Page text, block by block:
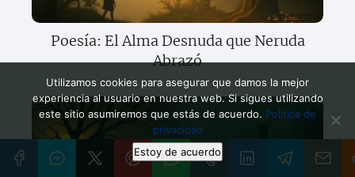
Poesía: El Alma Desnuda que Neruda
Abrazó
Utilizamos cookies para asegurar que damos la mejor
experiencia al usuario en nuestra web. Si sigues utilizando
este sitio asumiremos que estás de acuerdo. Política de
privacidad
Estoy de acuerdo